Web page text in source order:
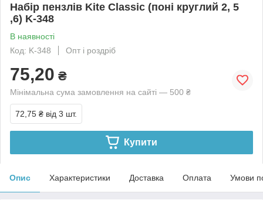
Набір пензлів Kite Classic (поні круглий 2, 5
,6) K-348
В наявності
Код: K-348
Опт і роздріб
75,20 ₴
Мінімальна сума замовлення на сайті — 500 ₴
72,75 ₴ від 3 шт.
Купити
Опис Характеристики Доставка Оплата Умови